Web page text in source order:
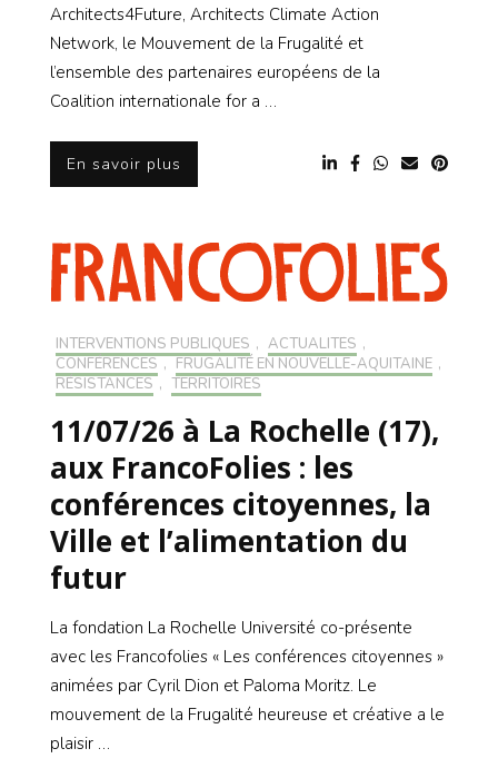
Architects4Future, Architects Climate Action
Network, le Mouvement de la Frugalité et
l’ensemble des partenaires européens de la
Coalition internationale for a …
En savoir plus
INTERVENTIONS PUBLIQUES , ACTUALITÉS ,
CONFÉRENCES , FRUGALITÉ EN NOUVELLE-AQUITAINE ,
RÉSISTANCES , TERRITOIRES
11/07/26 à La Rochelle (17),
aux FrancoFolies : les
conférences citoyennes, la
Ville et l’alimentation du
futur
La fondation La Rochelle Université co-présente
avec les Francofolies « Les conférences citoyennes »
animées par Cyril Dion et Paloma Moritz. Le
mouvement de la Frugalité heureuse et créative a le
plaisir …